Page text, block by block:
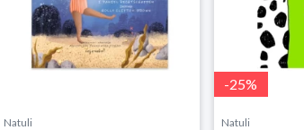
Natuli
-25%
Natuli